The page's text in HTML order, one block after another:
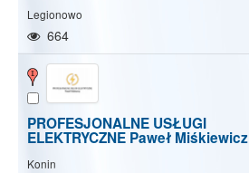
Legionowo
664
PROFESJONALNE USŁUGI
ELEKTRYCZNE Paweł Miśkiewicz
Konin